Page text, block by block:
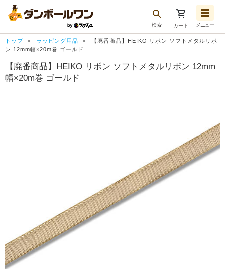
検索 カート メニュー
再注文
トップ ラッピング用品
【廃番商品】HEIKO リボン ソフトメタルリボ
ン 12mm幅×20m巻 ゴールド
【廃番商品】HEIKO リボン ソフトメタルリボン 12mm
幅×20m巻 ゴールド